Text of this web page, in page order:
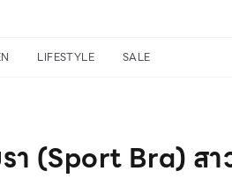
LIFESTYLE SALE
า (Sport Bra) ส